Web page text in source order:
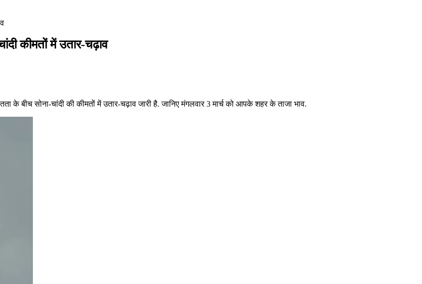
कीमतों में उतार-चढ़ाव
के बीच सोना-चांदी की कीमतों में उतार-चढ़ाव जारी है. जानिए मंगलवार 3 मार्च को आपके शहर के ताजा भाव.